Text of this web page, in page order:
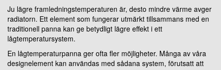
Ju lägre framledningstemperaturen är, desto mindre värme avger
radiatorn. Ett element som fungerar utmärkt tillsammans med en
traditionell panna kan ge betydligt lägre effekt i ett
lågtemperatursystem.
En lågtemperaturpanna ger ofta fler möjligheter. Många av våra
designelement kan användas med sådana system, förutsatt att